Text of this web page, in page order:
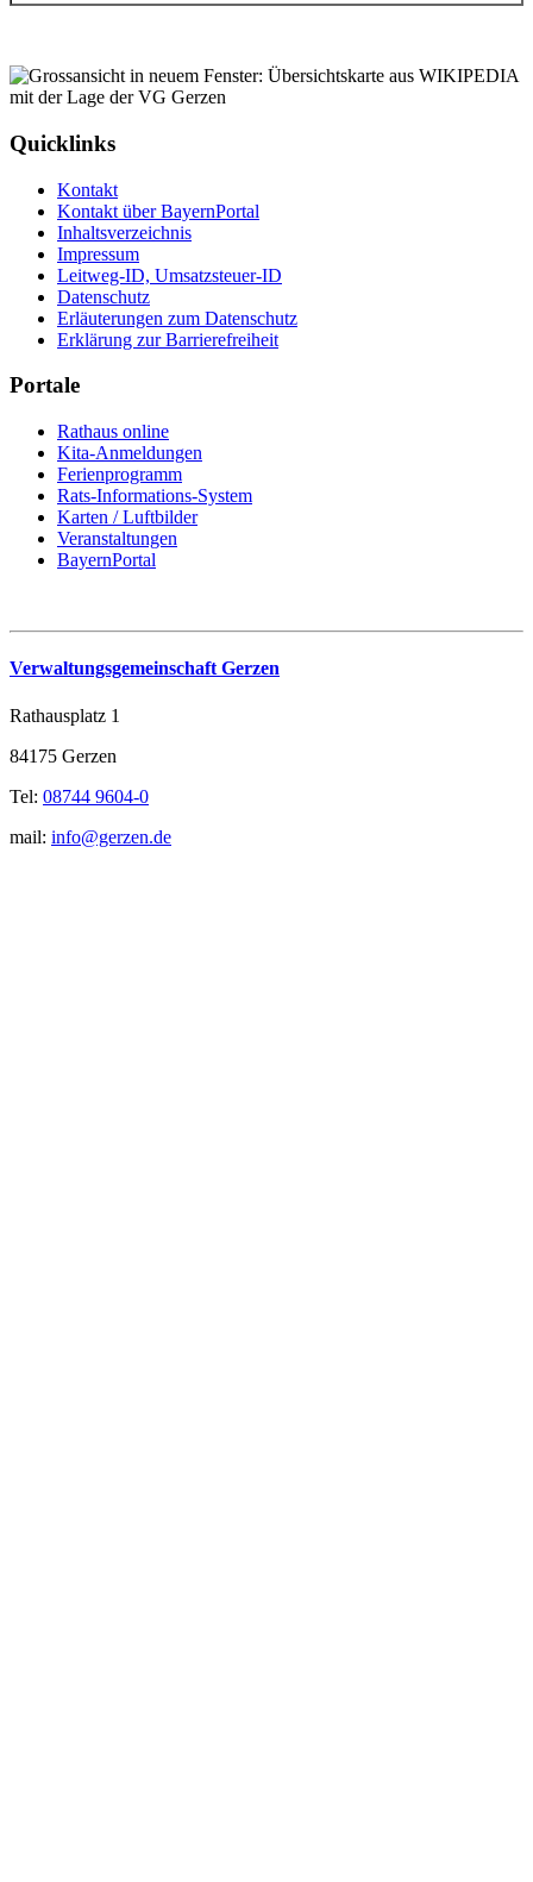
Quicklinks
Kontakt
Kontakt über BayernPortal
Inhaltsverzeichnis
Impressum
Leitweg-ID, Umsatzsteuer-ID
Datenschutz
Erläuterungen zum Datenschutz
Erklärung zur Barrierefreiheit
Portale
Rathaus online
Kita-Anmeldungen
Ferienprogramm
Rats-Informations-System
Karten / Luftbilder
Veranstaltungen
BayernPortal
Verwaltungsgemeinschaft Gerzen
Rathausplatz 1
84175 Gerzen
Tel: 08744 9604-0
mail: info@gerzen.de